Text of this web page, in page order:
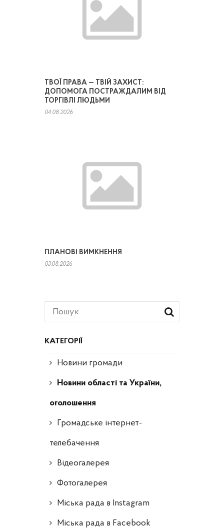
КАТЕГОРІЇ
Новини громади
Новини області та України,
оголошення
Громадське інтернет-
телебачення
Відеогалерея
Фотогалерея
Міська рада в Instagram
Міська рада в Facebook
ТВОЇ ПРАВА — ТВІЙ ЗАХИСТ:
ДОПОМОГА ПОСТРАЖДАЛИМ ВІД
ТОРГІВЛІ ЛЮДЬМИ
04.08.2026
ПЛАНОВІ ВИМКНЕННЯ
03.08.2026